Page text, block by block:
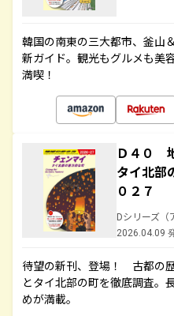
韓国の南東の三大都市、釜山
新ガイド。観光もグルメも美
満喫！
Ｄ４０
タイ北部
０２７
Dシリーズ（
2026.04.09
待望の新刊、登場！ 古都の
とタイ北部の町を徹底調査。
めが満載。